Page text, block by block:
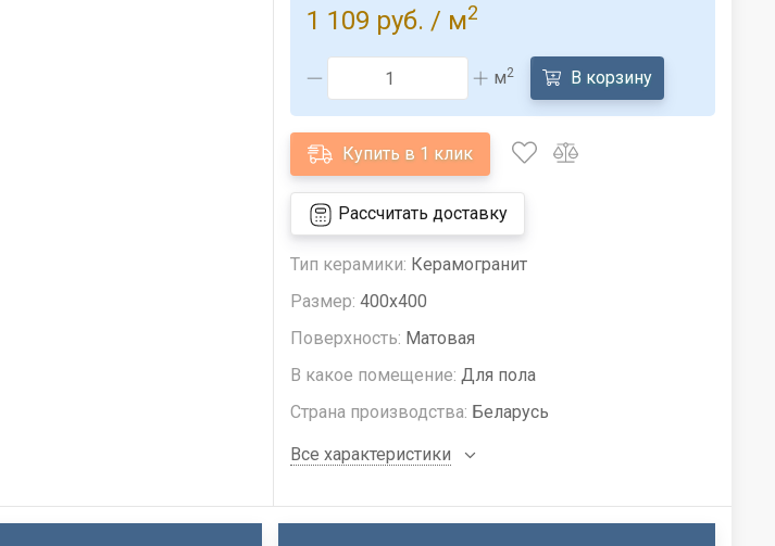
1 109 руб. / м2
м2 В корзину
Купить в 1 клик
Рассчитать доставку
Тип керамики: Керамогранит
Размер: 400x400
Поверхность: Матовая
В какое помещение: Для пола
Страна производства: Беларусь
Все характеристики